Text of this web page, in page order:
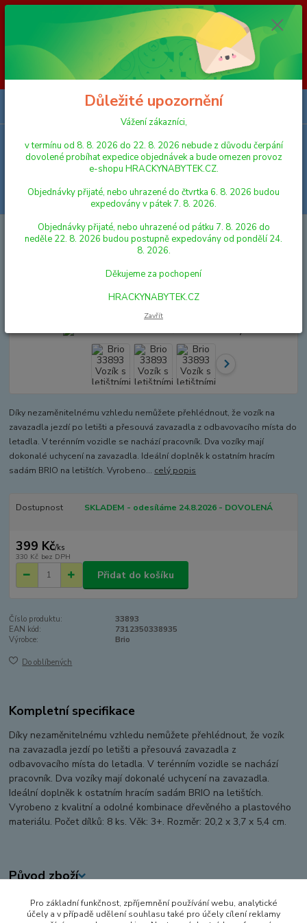
Vážení zákazníci, v termínu od 8. 8. 2026 do 23. 8. 2026 nebude z
důvodu čerpání dovolené probíhat expedice objednávek a bude omezen
provoz e-shopu HRACKYNABYTEK.CZ. Objednávky přijaté, nebo
uhrazené do čtvrtka 6. 8. 2026 budou expedovány v pátek 7. 8. 2026.
Objednávky přijaté, nebo uhrazené od pátku 7. 8. 2026 do neděle 23. 8.
2026 budou postupně expedovány od pondělí 24. 8. 2026. Děkujeme za
pochopení HRACKYNABYTEK.CZ
Menu
Hledat
VLÁČKY A VLÁČKODRÁHY
Brio 33893 Vozík s letištními
zavazadly
Brio 33893 Vozík s letištními
Díky nezaměnitelnému vzhledu nemůžete přehlédnout, že vozík na
zavazadla jezdí po letišti a přesouvá zavazadla z odbavovacího místa do
letadla. V terénním vozidle se nachází pracovník. Dva vozíky mají
dokonalé uchycení na zavazadla. Ideální doplněk k ostatním hracím
sadám BRIO na letištích. Vyrobeno... celý popis
Dostupnost SKLADEM - odesíláme 24.8.2026 - DOVOLENÁ
399 Kč/ks
330 Kč bez DPH
Přidat do košíku
Číslo produktu:
33893
EAN kód:
7312350338935
Výrobce:
Brio
Do oblíbených
Kompletní specifikace
Díky nezaměnitelnému vzhledu nemůžete přehlédnout, že vozík
na zavazadla jezdí po letišti a přesouvá zavazadla z
odbavovacího místa do letadla. V terénním vozidle se nachází
pracovník. Dva vozíky mají dokonalé uchycení na zavazadla.
Ideální doplněk k ostatním hracím sadám BRIO na letištích.
Vyrobeno z kvalitní a odolné kombinace dřevěného a plastového
materiálu. Počet dílků: 8 ks. Věk: 3+. Rozměr: 20,2 x 3,7 x 5,4 cm.
Původ zboží
Zboží zařazeno v kategoriích
Důležité upozornění
Vážení zákazníci,
v termínu od 8. 8. 2026 do 22. 8. 2026 nebude z důvodu čerpání
dovolené probíhat expedice objednávek a bude omezen provoz
e-shopu HRACKYNABYTEK.CZ.
Objednávky přijaté, nebo uhrazené do čtvrtka 6. 8. 2026 budou
expedovány v pátek 7. 8. 2026.
Objednávky přijaté, nebo uhrazené od pátku 7. 8. 2026 do
neděle 22. 8. 2026 budou postupně expedovány od pondělí 24.
8. 2026.
Děkujeme za pochopení
HRACKYNABYTEK.CZ
Zavřít
Pro základní funkčnost, zpříjemnění používání webu, analytické
účely a v případě udělení souhlasu také pro účely cílení reklamy